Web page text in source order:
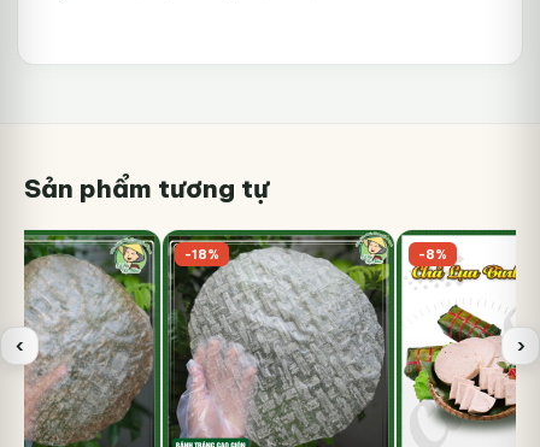
Sản phẩm tương tự
-18% -8%
‹ ›